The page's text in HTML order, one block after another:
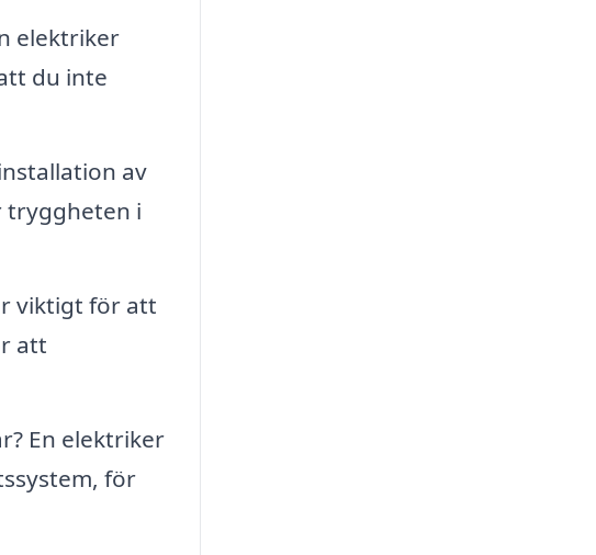
elektriker
du inte
av
tryggheten i
viktigt för att
att
En elektriker
för